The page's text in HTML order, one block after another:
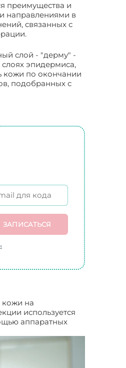
преимущества и
направлениями в
связанных с
слой - "дерму" -
эпидермиса,
кожи по окончании
подобранных с
ЗАПИСАТЬСЯ
кожи на
используется
аппаратных